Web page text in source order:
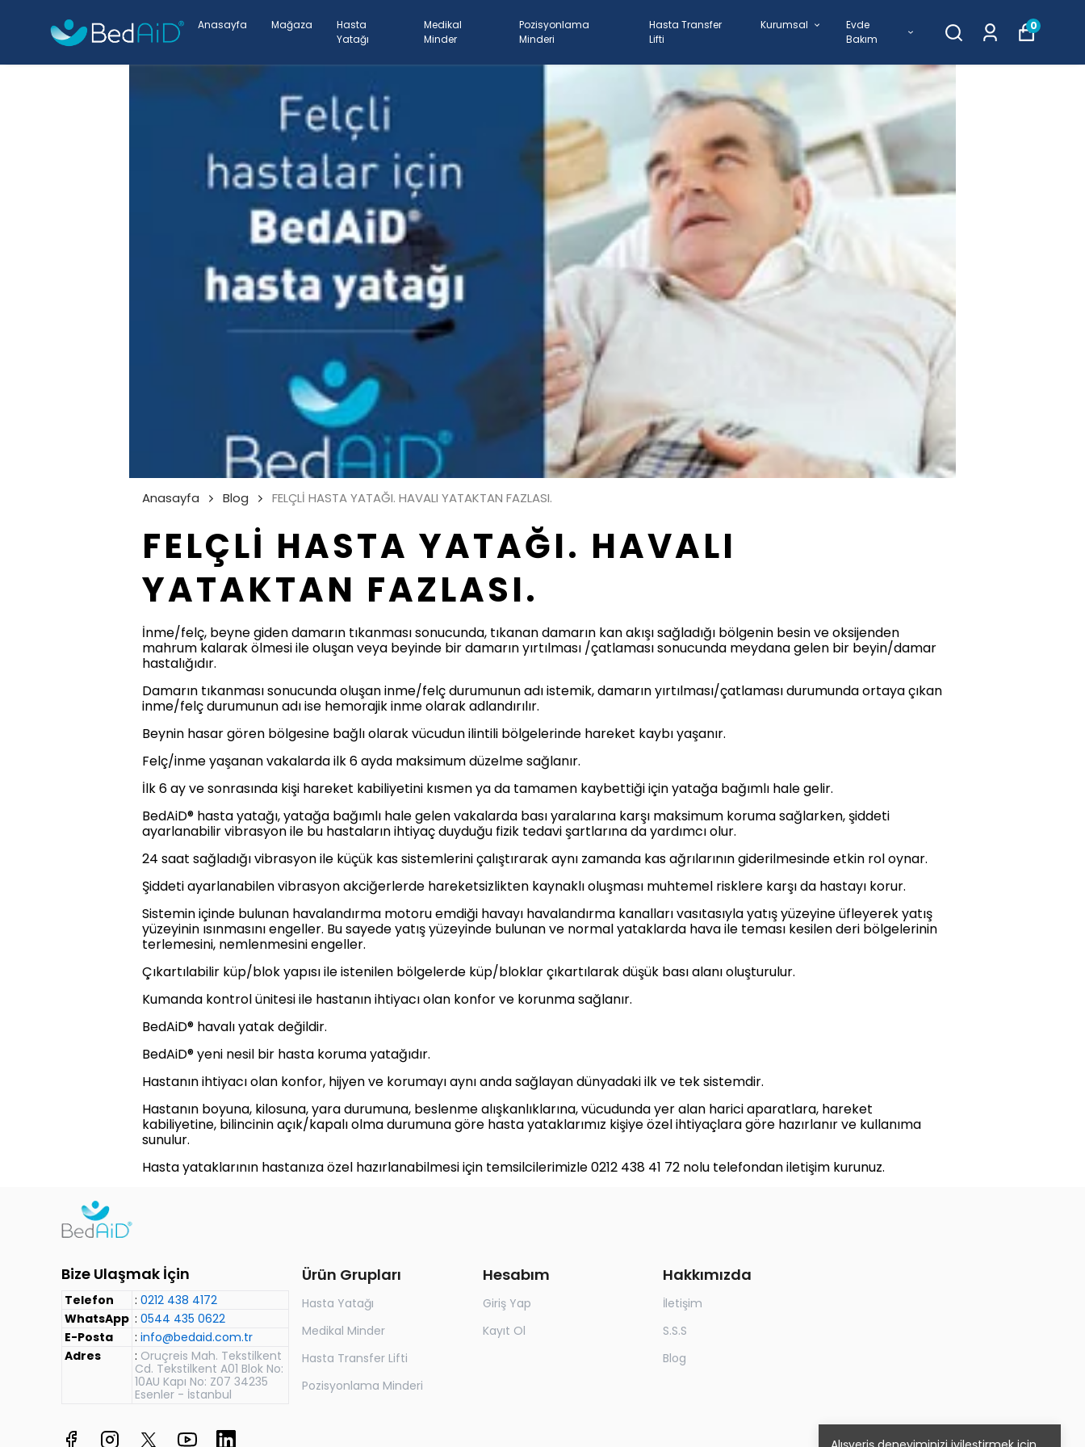
Anasayfa Mağaza
Hasta
Yatağı
Medikal
Minder
Pozisyonlama
Minderi
Hasta Transfer
Lifti
Kurumsal
Evde
Bakım
0
Anasayfa Blog FELÇLİ HASTA YATAĞI. HAVALI YATAKTAN FAZLASI.
FELÇLİ HASTA YATAĞI. HAVALI
YATAKTAN FAZLASI.
İnme/felç, beyne giden damarın tıkanması sonucunda, tıkanan damarın kan akışı sağladığı bölgenin besin ve oksijenden
mahrum kalarak ölmesi ile oluşan veya beyinde bir damarın yırtılması /çatlaması sonucunda meydana gelen bir beyin/damar
hastalığıdır.
Damarın tıkanması sonucunda oluşan inme/felç durumunun adı istemik, damarın yırtılması/çatlaması durumunda ortaya çıkan
inme/felç durumunun adı ise hemorajik inme olarak adlandırılır.
Beynin hasar gören bölgesine bağlı olarak vücudun ilintili bölgelerinde hareket kaybı yaşanır.
Felç/inme yaşanan vakalarda ilk 6 ayda maksimum düzelme sağlanır.
İlk 6 ay ve sonrasında kişi hareket kabiliyetini kısmen ya da tamamen kaybettiği için yatağa bağımlı hale gelir.
BedAiD® hasta yatağı, yatağa bağımlı hale gelen vakalarda bası yaralarına karşı maksimum koruma sağlarken, şiddeti
ayarlanabilir vibrasyon ile bu hastaların ihtiyaç duyduğu fizik tedavi şartlarına da yardımcı olur.
24 saat sağladığı vibrasyon ile küçük kas sistemlerini çalıştırarak aynı zamanda kas ağrılarının giderilmesinde etkin rol oynar.
Şiddeti ayarlanabilen vibrasyon akciğerlerde hareketsizlikten kaynaklı oluşması muhtemel risklere karşı da hastayı korur.
Sistemin içinde bulunan havalandırma motoru emdiği havayı havalandırma kanalları vasıtasıyla yatış yüzeyine üfleyerek yatış
yüzeyinin ısınmasını engeller. Bu sayede yatış yüzeyinde bulunan ve normal yataklarda hava ile teması kesilen deri bölgelerinin
terlemesini, nemlenmesini engeller.
Çıkartılabilir küp/blok yapısı ile istenilen bölgelerde küp/bloklar çıkartılarak düşük bası alanı oluşturulur.
Kumanda kontrol ünitesi ile hastanın ihtiyacı olan konfor ve korunma sağlanır.
BedAiD® havalı yatak değildir.
BedAiD® yeni nesil bir hasta koruma yatağıdır.
Hastanın ihtiyacı olan konfor, hijyen ve korumayı aynı anda sağlayan dünyadaki ilk ve tek sistemdir.
Hastanın boyuna, kilosuna, yara durumuna, beslenme alışkanlıklarına, vücudunda yer alan harici aparatlara, hareket
kabiliyetine, bilincinin açık/kapalı olma durumuna göre hasta yataklarımız kişiye özel ihtiyaçlara göre hazırlanır ve kullanıma
sunulur.
Hasta yataklarının hastanıza özel hazırlanabilmesi için temsilcilerimizle 0212 438 41 72 nolu telefondan iletişim kurunuz.
Ürün Grupları
Hasta Yatağı
Medikal Minder
Hasta Transfer Lifti
Pozisyonlama Minderi
Hesabım
Giriş Yap
Kayıt Ol
Hakkımızda
İletişim
S.S.S
Blog
Bize Ulaşmak İçin
Telefon : 0212 438 4172
WhatsApp : 0544 435 0622
E-Posta
: info@bedaid.com.tr
Adres
: Oruçreis Mah. Tekstilkent
Cd. Tekstilkent A01 Blok No:
10AU Kapı No: Z07 34235
Esenler - İstanbul